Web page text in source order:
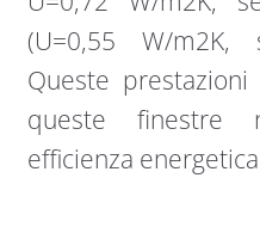
(U=0,55 W/m2K,
Queste
queste finestre
efficienza